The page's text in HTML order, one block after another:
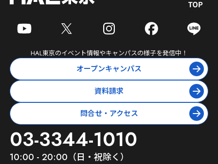
HAL東京のイベント情報やキャンパスの様子を発信中！
オープンキャンパス
資料請求
問合せ・アクセス
03-3344-1010
10:00 - 20:00（日・祝除く）